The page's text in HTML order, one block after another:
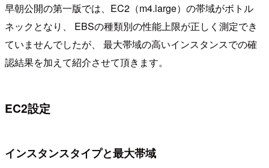
早朝公開の第一版では、EC2（m4.large）の帯域がボトル
ネックとなり、 EBSの種類別の性能上限が正しく測定でき
ていませんでしたが、 最大帯域の高いインスタンスでの確
認結果を加えて紹介させて頂きます。
EC2設定
インスタンスタイプと最大帯域